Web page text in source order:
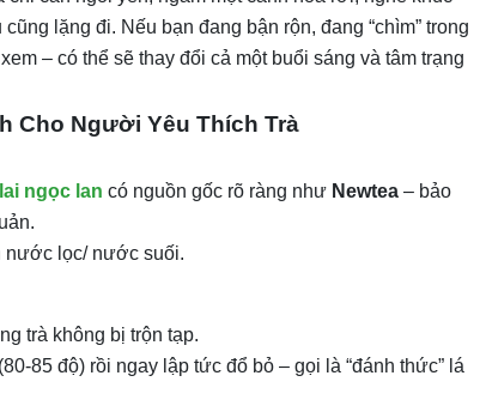
lặng đi. Nếu bạn đang bận rộn, đang “chìm” trong
xem – có thể sẽ thay đổi cả một buổi sáng và tâm trạng
Cho Người Yêu Thích Trà
ngọc lan có nguồn gốc rõ ràng như Newtea – bảo
nước lọc/ nước suối.
trà không bị trộn tạp.
85 độ) rồi ngay lập tức đổ bỏ – gọi là “đánh thức” lá